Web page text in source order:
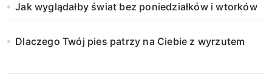
Jak wyglądałby świat bez poniedziałków i wtorków
Dlaczego Twój pies patrzy na Ciebie z wyrzutem